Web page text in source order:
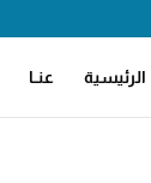
الرئيسية عنــا